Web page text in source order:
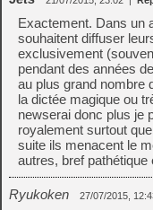
Exactement. Dans un
souhaitent diffuser
exclusivement
pendant des années
au plus grand nombre
la dictée magique ou
newserai donc plus je
royalement surtout
suite ils menacent le
autres, bref pathétique
Ryukoken 27/07/2015,